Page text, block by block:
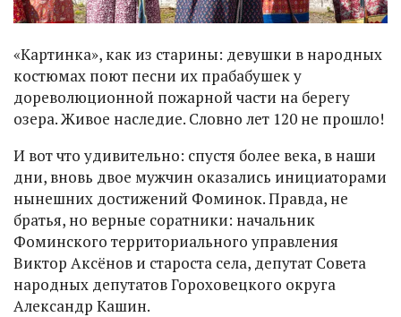
«Картинка», как из старины: девушки в народных
костюмах поют песни их прабабушек у
дореволюционной пожарной части на берегу
озера. Живое наследие. Словно лет 120 не прошло!
И вот что удивительно: спустя более века, в наши
дни, вновь двое мужчин оказались инициаторами
нынешних достижений Фоминок. Правда, не
братья, но верные соратники: начальник
Фоминского территориального управления
Виктор Аксёнов и староста села, депутат Совета
народных депутатов Гороховецкого округа
Александр Кашин.